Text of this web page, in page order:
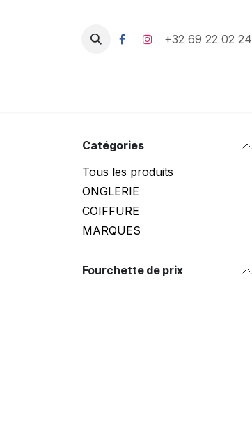
+32 69 22 02 24
Catégories
Tous les produits
ONGLERIE
COIFFURE
MARQUES
Fourchette de prix